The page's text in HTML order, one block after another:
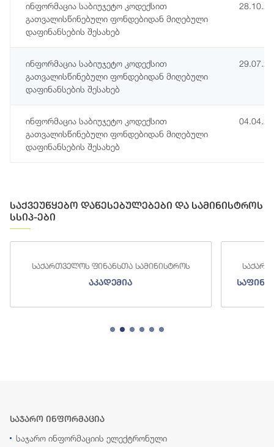
ინფორმაცია საბიუჯეტო კოდექსით
გათვალისწინებული ფონდებიდან მიღებული
დაფინანსების შესახებ
ინფორმაცია საბიუჯეტო კოდექსით
გათვალისწინებული ფონდებიდან მიღებული
დაფინანსების შესახებ
ინფორმაცია საბიუჯეტო კოდექსით
გათვალისწინებული ფონდებიდან მიღებული
დაფინანსების შესახებ
საქვეუწყებო დაწესებულებები და სამინისტროს
სსიპ-ები
საქართველოს ფინანსთა სამინისტროს
აკადემია
საჯარო ინფორმაცია
საჯარო ინფორმაციის ელექტრონული